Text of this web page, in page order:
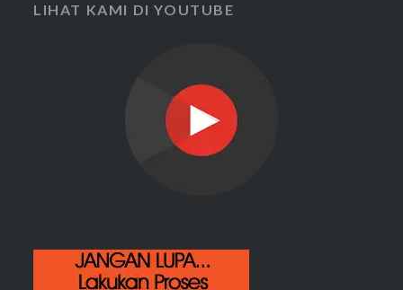
LIHAT KAMI DI YOUTUBE